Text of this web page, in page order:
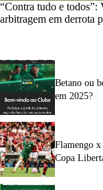
“Contra tudo e todos”:
arbitragem em derrota
Betano ou
em 2025?
Flamengo x
Copa